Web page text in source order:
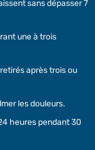
sans dépasser 7
une à trois
après trois ou
les douleurs.
heures pendant 30